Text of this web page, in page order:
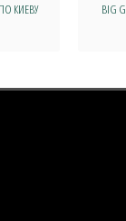
КИЕВУ BIG